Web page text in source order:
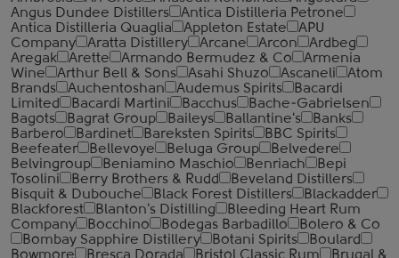
Angus Dundee Distillers
Antica Distilleria Petrone
Antica Distilleria Quaglia
Appleton Estate
APU
Company
Aratta Distillery Arcane Arcon
Ardbeg
Aregak
Arette Armando Bermudez & Co
Armenia
Wine
Arthur Bell & Sons Asahi Shuzo Ascaneli
Atom
Brands
Auchentoshan Audemus Spirits
Bacardi
Limited
Bacardi Martini Bacchus
Bache-Gabrielsen
Bagots
Bagrat Group Baileys Ballantine's
Banks
Barbero
Bardinet Bareksten Spirits
BBC Spirits
Beefeater
Bellevoye Beluga Group
Belvedere
Belvingroup
Beniamino Maschio Benriach
Bepi
Tosolini
Berry Brothers & Rudd
Beveland Distillers
Bisquit & Dubouche
Black Forest Distillers
Blackadder
Blackforest
Blanton's Distilling
Bleeding Heart Rum
Company
Bocchino Bodegas Barbadillo
Bolero & Co
Bombay Sapphire Distillery
Botani Spirits
Boulard